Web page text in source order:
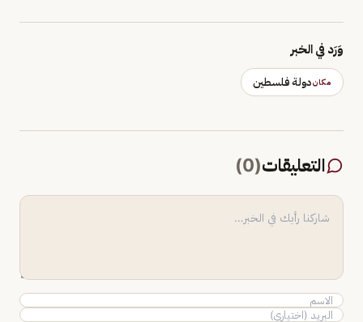
وَرَد في الخبر
مكاندولة فلسطين
التعليقات(
0
)